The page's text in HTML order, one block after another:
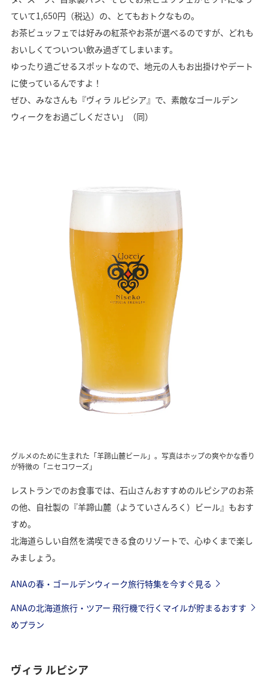
ていて1,650円（税込）の、とてもおトクなもの。
お茶ビュッフェでは好みの紅茶やお茶が選べるのですが、どれも
おいしくてついつい飲み過ぎてしまいます。
ゆったり過ごせるスポットなので、地元の人もお出掛けやデート
に使っているんですよ！
ぜひ、みなさんも『ヴィラ ルピシア』で、素敵なゴールデン
ウィークをお過ごしください」（同）
グルメのために生まれた「羊蹄山麓ビール」。写真はホップの爽やかな香り
が特徴の「ニセコワーズ」
レストランでのお食事では、石山さんおすすめのルピシアのお茶
の他、自社製の『羊蹄山麓（ようていさんろく）ビール』もおす
すめ。
北海道らしい自然を満喫できる食のリゾートで、心ゆくまで楽し
みましょう。
ANAの春・ゴールデンウィーク旅行特集を今すぐ見る
ANAの北海道旅行・ツアー 飛行機で行くマイルが貯まるおすす
めプラン
ヴィラ ルピシア